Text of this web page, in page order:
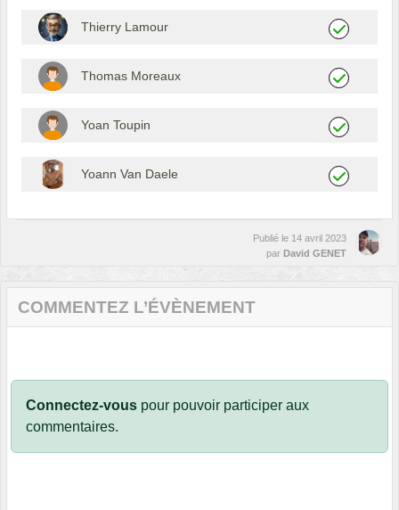
Thierry Lamour
Thomas Moreaux
Yoan Toupin
Yoann Van Daele
Publié le 14 avril 2023
par David GENET
COMMENTEZ L’ÉVÈNEMENT
Connectez-vous pour pouvoir participer aux
commentaires.